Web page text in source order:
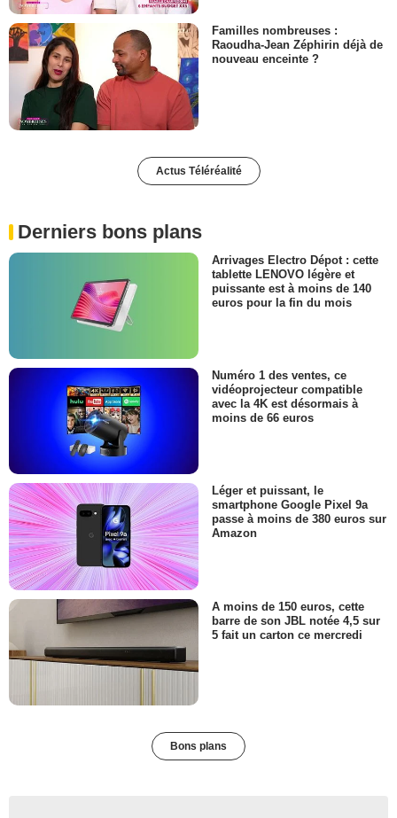
Familles nombreuses :
Raoudha-Jean Zéphirin déjà de
nouveau enceinte ?
Actus Téléréalité
Derniers bons plans
Arrivages Electro Dépot : cette
tablette LENOVO légère et
puissante est à moins de 140
euros pour la fin du mois
Numéro 1 des ventes, ce
vidéoprojecteur compatible
avec la 4K est désormais à
moins de 66 euros
Léger et puissant, le
smartphone Google Pixel 9a
passe à moins de 380 euros sur
Amazon
A moins de 150 euros, cette
barre de son JBL notée 4,5 sur
5 fait un carton ce mercredi
Bons plans